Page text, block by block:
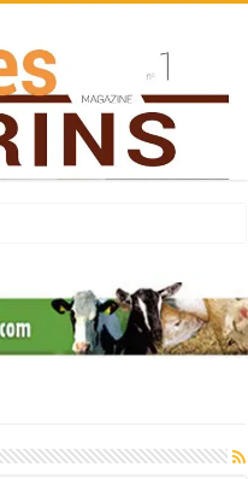
pour protéger son troupeau ?
quotidienne